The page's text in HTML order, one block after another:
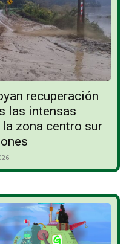
recuperación
las intensas
la zona centro sur